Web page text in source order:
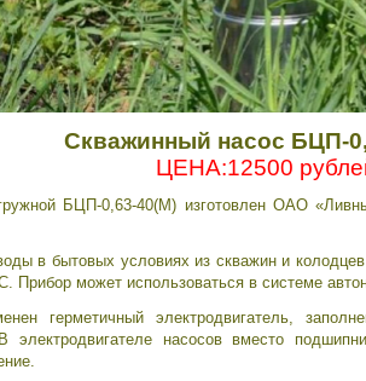
Скважинный насос БЦП-
ЦЕНА:12500
БЦП-0,63-40(М) изготовлен ОАО
в бытовых условиях из скважин и
Прибор может использоваться в системе
герметичный электродвигатель,
насосов вместо